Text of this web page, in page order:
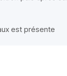
est présente